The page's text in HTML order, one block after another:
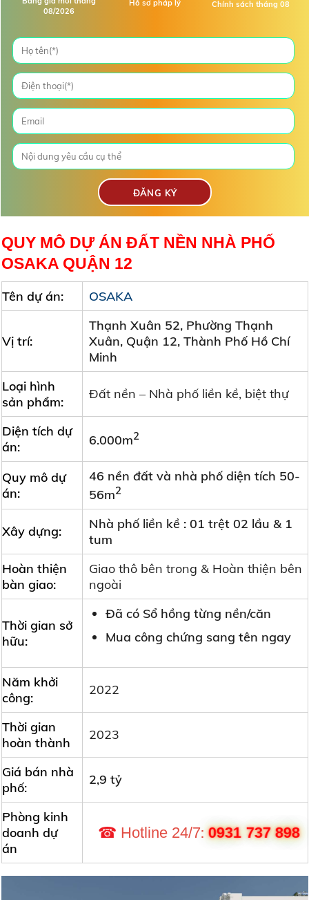
08/2026
Hồ sơ pháp lý Chính sách tháng 08
QUY MÔ DỰ ÁN ĐẤT NỀN NHÀ PHỐ
OSAKA QUẬN 12
Tên dự án: OSAKA
Vị trí:
Thạnh Xuân 52, Phường Thạnh
Xuân, Quận 12, Thành Phố Hồ Chí
Minh
Loại hình
sản phẩm:
Đất nền – Nhà phố liền kề, biệt thự
Diện tích dự
án:
6.000m2
Quy mô dự
án:
46 nền đất và nhà phố diện tích 50-
56m2
Xây dựng:
Nhà phố liền kề : 01 trệt 02 lầu & 1
tum
Hoàn thiện
bàn giao:
Giao thô bên trong & Hoàn thiện bên
ngoài
Thời gian sở
hữu:
Đã có Sổ hồng từng nền/căn
Mua công chứng sang tên ngay
Năm khởi
công:
2022
Thời gian
hoàn thành
2023
Giá bán nhà
phố:
2,9 tỷ
Phòng kinh
doanh dự
án
☎ Hotline 24/7:0931 737 898